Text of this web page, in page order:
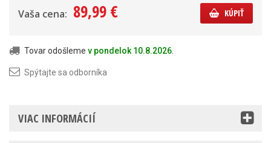
Vaša cena: 89,99 € KÚPIŤ
Tovar odošleme v pondelok 10.8.2026
Spýtajte sa odborníka
VIAC INFORMÁCIÍ